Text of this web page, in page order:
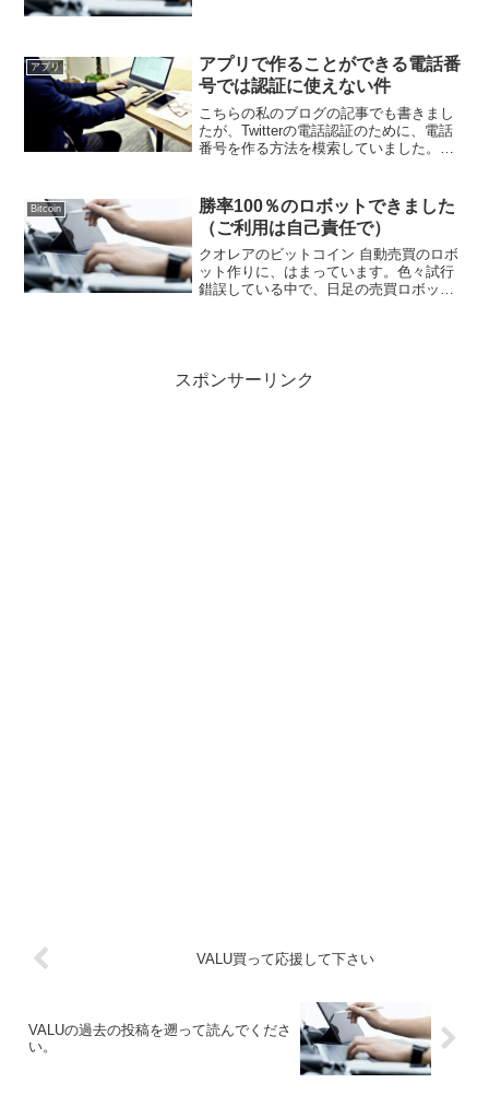
と思って...
アプリ
アプリで作ることができる電話番
号では認証に使えない件
こちらの私のブログの記事でも書きまし
たが、Twitterの電話認証のために、電話
番号を作る方法を模索していました。で
リカの電話番号では、登録できないで
す。また、...
Bitcoin
勝率100％のロボットできました
（ご利用は自己責任で）
クオレアのビットコイン 自動売買のロボ
ット作りに、はまっています。色々試行
錯誤している中で、日足の売買ロボット
スポンサーリンク
VALU買って応援して下さい
VALUの過去の投稿を遡って読んでくださ
い。